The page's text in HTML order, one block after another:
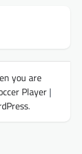
you are
Player |
.